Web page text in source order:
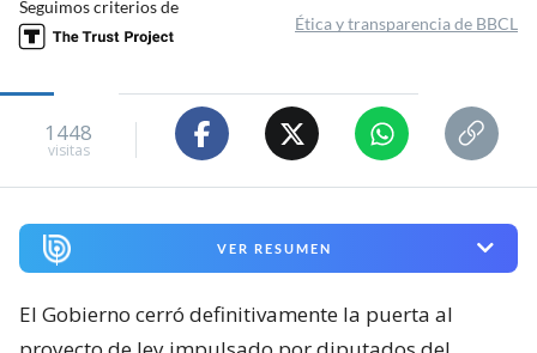
Seguimos criterios de
Ética y transparencia de BBCL
1448
visitas
VER RESUMEN
El Gobierno cerró definitivamente la puerta al